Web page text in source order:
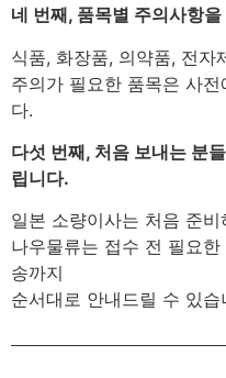
네 번째, 품목별 주의사항
식품, 화장품, 의약품, 전자
주의가 필요한 품목은 사
다.
다섯 번째, 처음 보내는 분
립니다.
일본 소량이사는 처음 준
나우물류는 접수 전 필요
송까지
순서대로 안내드릴 수 있습